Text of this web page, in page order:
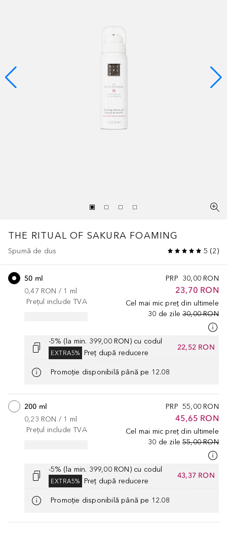
THE RITUAL OF SAKURA FOAMING
Spumă de dus 5 (2)
PRP 30,00 RON
23,70 RON
Cel mai mic preț din ultimele
30 de zile 30,00 RON
50 ml
0,47 RON / 1 ml
Prețul include TVA
-5% (la min. 399,00 RON) cu codul
EXTRA5% Preț după reducere
22,52 RON
Promoție disponibilă până pe 12.08
PRP 55,00 RON
45,65 RON
Cel mai mic preț din ultimele
30 de zile 55,00 RON
200 ml
0,23 RON / 1 ml
Prețul include TVA
-5% (la min. 399,00 RON) cu codul
EXTRA5% Preț după reducere
43,37 RON
Promoție disponibilă până pe 12.08